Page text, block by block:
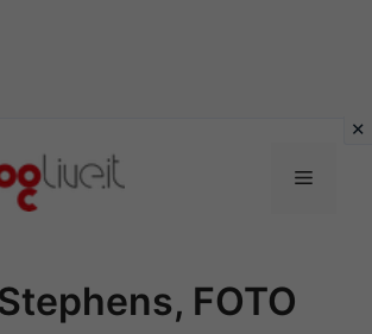
Menu
FOTO